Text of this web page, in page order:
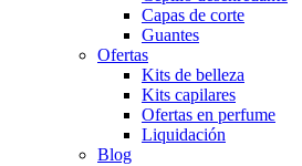
Capas de corte
Guantes
Ofertas
Kits de belleza
Kits capilares
Ofertas en perfume
Liquidación
Blog